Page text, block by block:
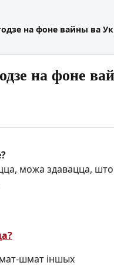
на фоне вайны ва
на фоне
можа здавацца,
шмат іншых